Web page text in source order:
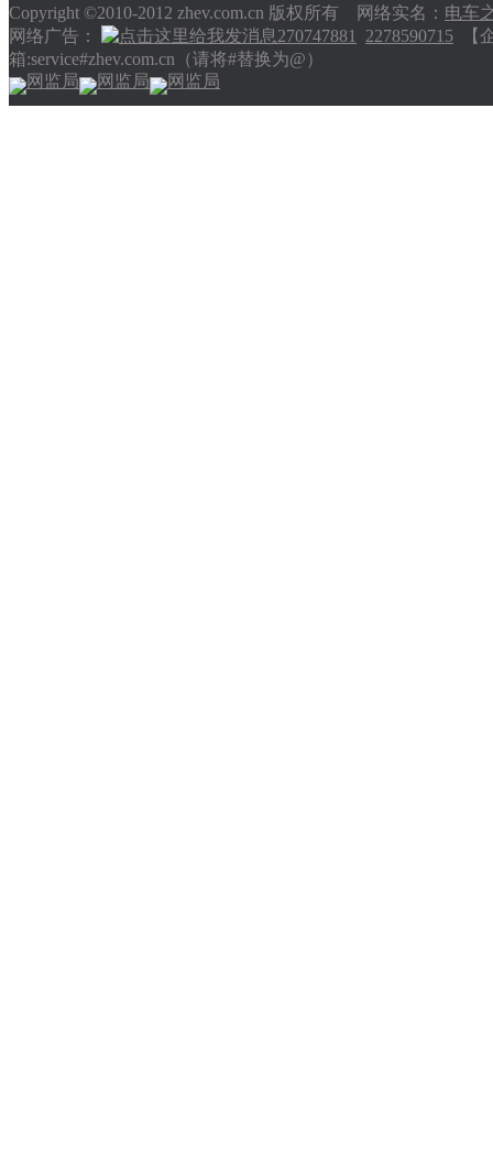
Copyright ©2010-2012 zhev.com.cn 版权所有 网络实名： 电车
网络广告：
270747881 2278590715 【
箱:service#zhev.com.cn（请将#替换为@）